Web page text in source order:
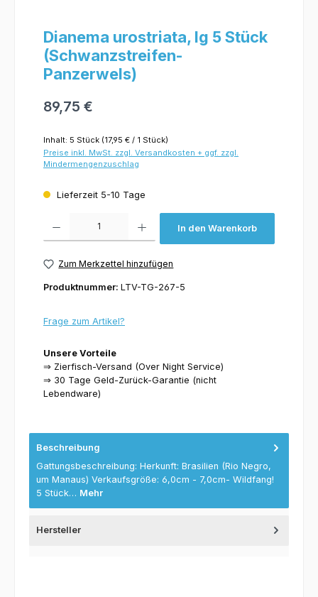
Dianema urostriata, lg 5 Stück
(Schwanzstreifen-
Panzerwels)
89,75 €
Inhalt: 5 Stück (17,95 € / 1 Stück)
Preise inkl. MwSt. zzgl. Versandkosten + ggf. zzgl.
Mindermengenzuschlag
Lieferzeit 5-10 Tage
In den Warenkorb
Zum Merkzettel hinzufügen
Produktnummer: LTV-TG-267-5
Frage zum Artikel?
Unsere Vorteile
⇒ Zierfisch-Versand (Over Night Service)
⇒ 30 Tage Geld-Zurück-Garantie (nicht
Lebendware)
Beschreibung
Gattungsbeschreibung: Herkunft: Brasilien (Rio Negro,
um Manaus) Verkaufsgröße: 6,0cm - 7,0cm- Wildfang!
5 Stück… Mehr
Hersteller